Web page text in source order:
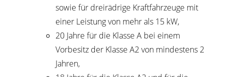
sowie für dreirädrige Kraftfahrzeuge mit
einer Leistung von mehr als 15 kW,
20 Jahre für die Klasse A bei einem
Vorbesitz der Klasse A2 von mindestens 2
Jahren,